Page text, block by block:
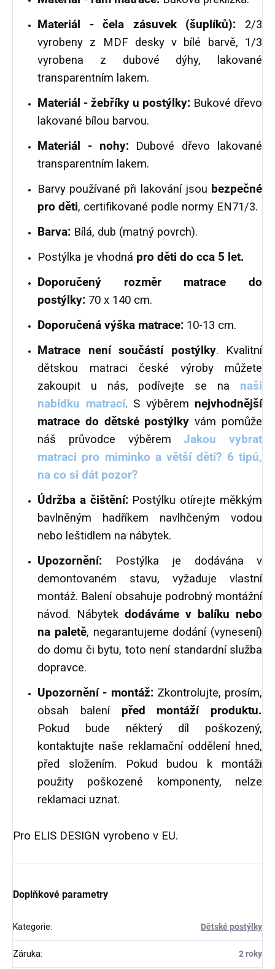
Materiál - čela zásuvek (šuplíků): 2/3
vyrobeny z MDF desky v bílé barvě, 1/3
vyrobena z dubové dýhy, lakované
transparentním lakem.
Materiál - žebříky u postýlky: Bukové dřevo
lakované bílou barvou.
Materiál - nohy:Dubové dřevo lakované
transparentním lakem.
Barvy používané při lakování jsou bezpečné
pro děti, certifikované podle normy EN71/3.
Barva: Bílá, dub (matný povrch).
Postýlka je vhodná pro děti do cca 5 let.
Doporučený rozměr matrace do
postýlky: 70 x 140 cm.
Doporučená výška matrace: 10-13 cm.
Matrace není součástí postýlky. Kvalitní
dětskou matraci české výroby můžete
zakoupit u nás, podívejte se na naši
nabídku matrací. S výběrem nejvhodnější
matrace do dětské postýlky vám pomůže
náš průvodce výběremJakou vybrat
matraci pro miminko a větší děti? 6 tipů,
na co si dát pozor?
Údržba a čištění:Postýlku otírejte měkkým
bavlněným hadříkem navlhčeným vodou
nebo leštidlem na nábytek.
Upozornění: Postýlka je dodávána v
demontovaném stavu, vyžaduje vlastní
montáž. Balení obsahuje podrobný montážní
návod. Nábytek dodáváme v balíku nebo
na paletě, negarantujeme dodání (vynesení)
do domu či bytu, toto není standardní služba
dopravce.
Upozornění - montáž:Zkontrolujte, prosím,
obsah balenípřed montáží produktu.
Pokud bude některý díl poškozený,
kontaktujte naše reklamační oddělení hned,
před složením. Pokud budou k montáži
použity poškozené komponenty, nelze
reklamaci uznat.
Pro ELIS DESIGN vyrobeno v EU.
Doplňkové parametry
Kategorie: Dětské postýlky
Záruka: 2 roky